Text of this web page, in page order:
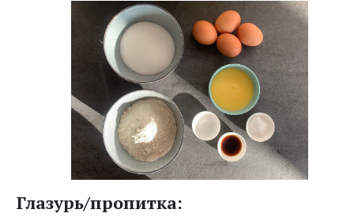
Глазурь/пропитка: